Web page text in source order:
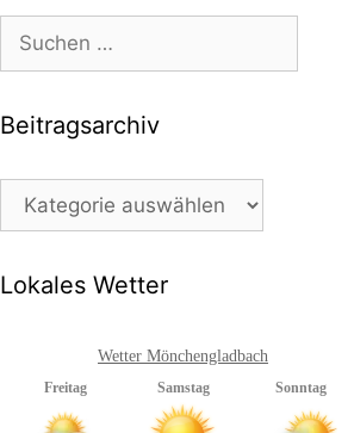
Suchen
nach:
Beitragsarchiv
Beitragsarchiv
Lokales Wetter
Wetter Mönchengladbach